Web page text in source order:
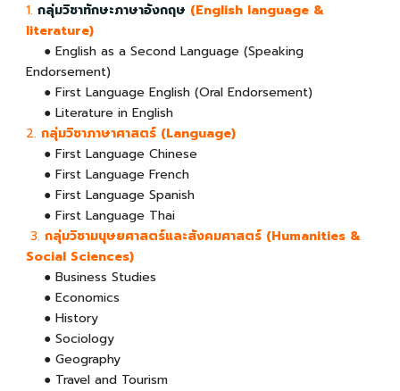
1. กลุ่มวิชาทักษะภาษาอังกฤษ (English language &
literature)
● English as a Second Language (Speaking
Endorsement)
● First Language English (Oral Endorsement)
● Literature in English
2. กลุ่มวิชาภาษาศาสตร์ (Language)
● First Language Chinese
● First Language French
● First Language Spanish
● First Language Thai
3. กลุ่มวิชามนุษยศาสตร์และสังคมศาสตร์ (Humanities &
Social Sciences)
● Business Studies
● Economics
● History
● Sociology
● Geography
● Travel and Tourism